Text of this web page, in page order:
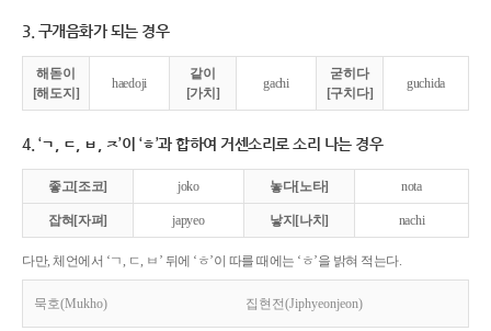
3. 구개음화가 되는 경우
해돋이
[해도지]
haedoji
같이
[가치]
gachi
굳히다
[구치다]
guchida
4. ‘ㄱ, ㄷ, ㅂ, ㅈ’이 ‘ㅎ’과 합하여 거센소리로 소리 나는 경우
좋고[조코] joko 놓다[노타] nota
잡혀[자펴] japyeo 낳지[나치] nachi
다만, 체언에서 ‘ㄱ, ㄷ, ㅂ’ 뒤에 ‘ㅎ’이 따를 때에는 ‘ㅎ’을 밝혀 적는다.
묵호(Mukho) 집현전(Jiphyeonjeon)